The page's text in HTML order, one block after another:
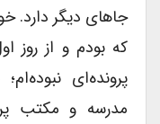
جاهای دیگر دارد.
که بودم و از روز
پرونده‌ای
مدرسه و مکتب